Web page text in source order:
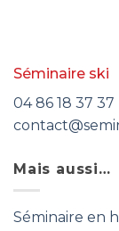
Séminaire ski
04 86 18 37 37
Mais aussi…
Séminaire en